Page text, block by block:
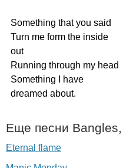
Something that you said
Turn me form the inside
out
Running through my head
Something
have
dreamed about.
Еще песни Bangles,
Eternal flame